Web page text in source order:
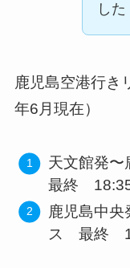
した
鹿児島空港行
年6月現在）
天文館発
最終
鹿児島中
ス 最終